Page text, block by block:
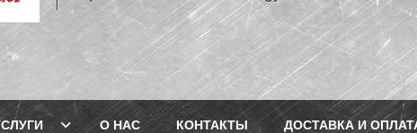
О НАС КОНТАКТЫ ДОСТАВКА И